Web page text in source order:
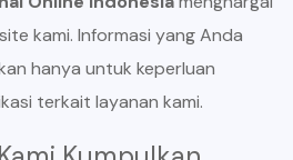
kami. Informasi yang Anda
hanya untuk keperluan
terkait layanan kami.